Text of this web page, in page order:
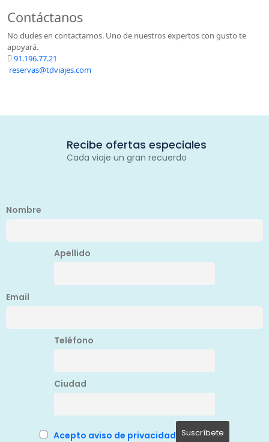
Contáctanos
No dudes en contactarnos. Uno de nuestros expertos con gusto te
apoyará.
91.196.77.21
reservas@tdviajes.com
Recibe ofertas especiales
Cada viaje un gran recuerdo
Nombre
Apellido
Email
Teléfono
Ciudad
Acepto aviso de privacidad